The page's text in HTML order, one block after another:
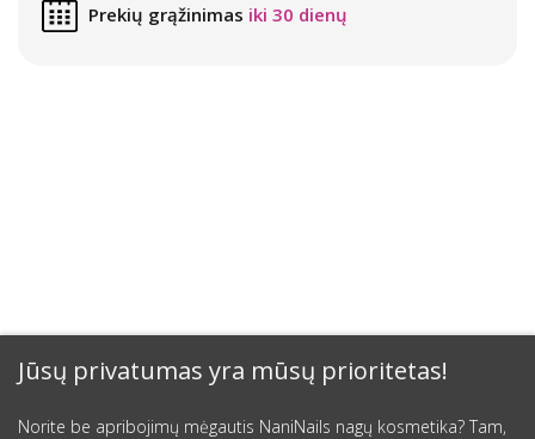
Jūsų privatumas yra mūsų prioritetas!
Norite be apribojimų mėgautis NaniNails nagų kosmetika? Tam,
Prekių grąžinimas iki 30 dienų